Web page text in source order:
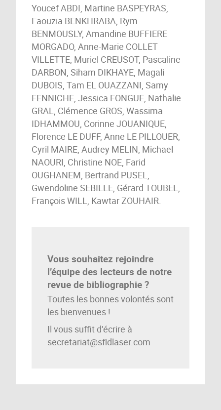
Youcef ABDI, Martine BASPEYRAS,
Faouzia BENKHRABA, Rym
BENMOUSLY, Amandine BUFFIERE
MORGADO, Anne-Marie COLLET
VILLETTE, Muriel CREUSOT, Pascaline
DARBON, Siham DIKHAYE, Magali
DUBOIS, Tam EL OUAZZANI, Samy
FENNICHE, Jessica FONGUE, Nathalie
GRAL, Clémence GROS, Wassima
IDHAMMOU, Corinne JOUANIQUE,
Florence LE DUFF, Anne LE PILLOUER,
Cyril MAIRE, Audrey MELIN, Michael
NAOURI, Christine NOE, Farid
OUGHANEM, Bertrand PUSEL,
Gwendoline SEBILLE, Gérard TOUBEL,
François WILL, Kawtar ZOUHAIR.
Vous souhaitez rejoindre
l’équipe des lecteurs de notre
revue de bibliographie ?
Toutes les bonnes volontés sont
les bienvenues !
Il vous suffit d’écrire à
secretariat@sfldlaser.com